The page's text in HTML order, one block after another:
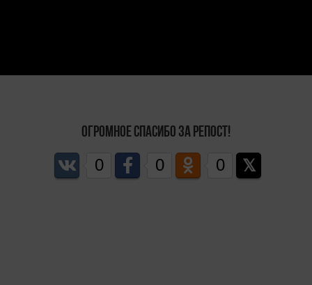
Огромное спасибо за репост!
0 0 0